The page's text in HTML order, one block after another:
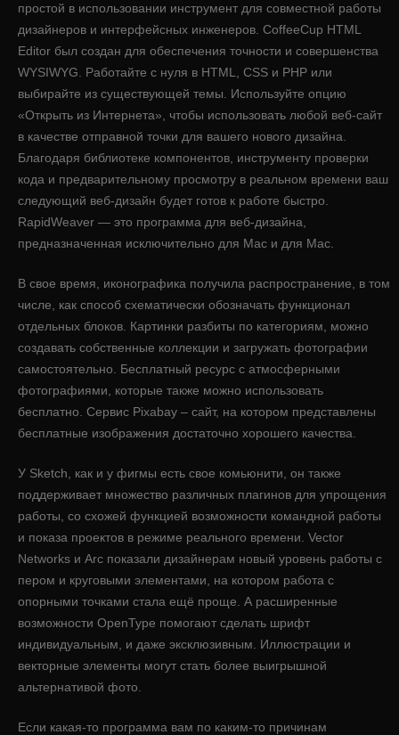
простой в использовании инструмент для совместной работы
дизайнеров и интерфейсных инженеров. CoffeeCup HTML
Editor был создан для обеспечения точности и совершенства
WYSIWYG. Работайте с нуля в HTML, CSS и PHP или
выбирайте из существующей темы. Используйте опцию
«Открыть из Интернета», чтобы использовать любой веб-сайт
в качестве отправной точки для вашего нового дизайна.
Благодаря библиотеке компонентов, инструменту проверки
кода и предварительному просмотру в реальном времени ваш
следующий веб-дизайн будет готов к работе быстро.
RapidWeaver — это программа для веб-дизайна,
предназначенная исключительно для Mac и для Mac.
В свое время, иконографика получила распространение, в том
числе, как способ схематически обозначать функционал
отдельных блоков. Картинки разбиты по категориям, можно
создавать собственные коллекции и загружать фотографии
самостоятельно. Бесплатный ресурс с атмосферными
фотографиями, которые также можно использовать
бесплатно. Сервис Pixabay – сайт, на котором представлены
бесплатные изображения достаточно хорошего качества.
У Sketch, как и у фигмы есть свое комьюнити, он также
поддерживает множество различных плагинов для упрощения
работы, со схожей функцией возможности командной работы
и показа проектов в режиме реального времени. Vector
Networks и Arc показали дизайнерам новый уровень работы с
пером и круговыми элементами, на котором работа с
опорными точками стала ещё проще. А расширенные
возможности OpenType помогают сделать шрифт
индивидуальным, и даже эксклюзивным. Иллюстрации и
векторные элементы могут стать более выигрышной
альтернативой фото.
Если какая-то программа вам по каким-то причинам